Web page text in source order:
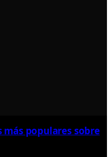
más populares sobre